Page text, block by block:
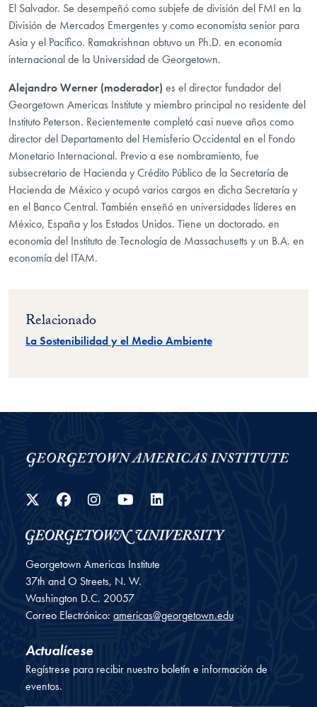
El Salvador. Se desempeñó como subjefe de división del FMI en la
División de Mercados Emergentes y como economista senior para
Asia y el Pacífico. Ramakrishnan obtuvo un Ph.D. en economía
internacional de la Universidad de Georgetown.
Alejandro Werner (moderador) es el director fundador del
Georgetown Americas Institute y miembro principal no residente del
Instituto Peterson. Recientemente completó casi nueve años como
director del Departamento del Hemisferio Occidental en el Fondo
Monetario Internacional. Previo a ese nombramiento, fue
subsecretario de Hacienda y Crédito Público de la Secretaría de
Hacienda de México y ocupó varios cargos en dicha Secretaría y
en el Banco Central. También enseñó en universidades líderes en
México, España y los Estados Unidos. Tiene un doctorado. en
economía del Instituto de Tecnología de Massachusetts y un B.A. en
economía del ITAM.
Relacionado
La Sostenibilidad y el Medio Ambiente
Twitter
Facebook
Instagram
YouTube
LinkedIn
Georgetown Americas Institute
37th and O Streets, N. W.
Washington D.C. 20057
Correo Electrónico: americas@georgetown.edu
Actualícese
Regístrese para recibir nuestro boletín e información de
eventos.